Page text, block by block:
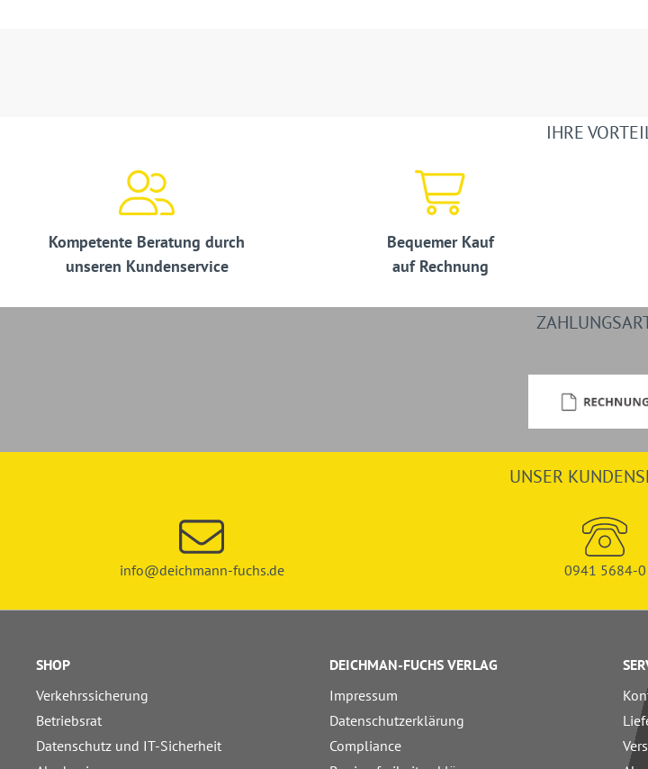
IHRE
Kompetente Beratung durch
unseren Kundenservice
Bequemer Kauf
auf Rechnung
UNSER
info@deichmann-fuchs.de 0941 5684-0
SHOP
Verkehrssicherung
Betriebsrat
Datenschutz und IT-Sicherheit
DEICHMAN-FUCHS VERLAG
Impressum
Datenschutzerklärung
Compliance